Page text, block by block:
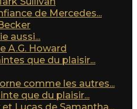
de Mercedes...
aussi...
A.G. Howard
que du plaisir...
comme les autres...
que du plaisir...